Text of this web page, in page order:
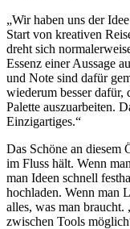
„Wir haben uns der
Start von kreativen
dreht sich
Essenz einer Aussage
und Note sind dafür
wiederum besser
Palette auszuarbeiten.
Einzigartiges.“
Das Schöne an diesem
im Fluss hält. Wenn
man Ideen schnell
hochladen. Wenn man
alles, was man braucht.
zwischen Tools